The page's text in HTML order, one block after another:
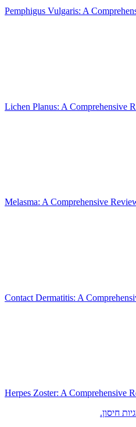
Pemphigus Vulgaris: A
Lichen Planus: A Comprehensive
Melasma: A Comprehensive
Contact Dermatitis: A
Herpes Zoster: A Comprehensive